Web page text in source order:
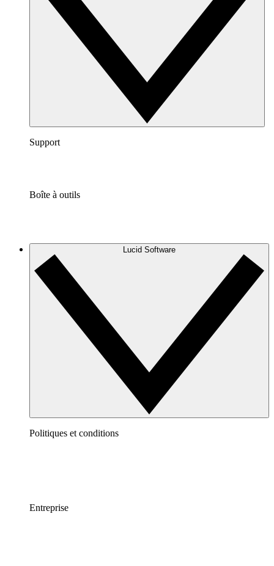
Support
Boîte à outils
Lucid Software
Politiques et conditions
Entreprise